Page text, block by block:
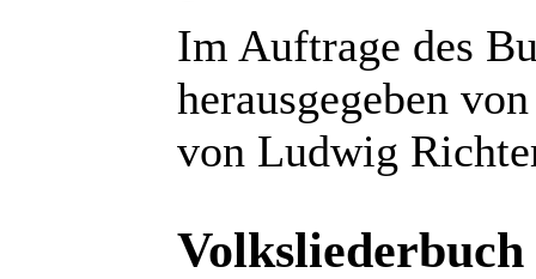
Im Auftrage des
herausgegeben
von Ludwig